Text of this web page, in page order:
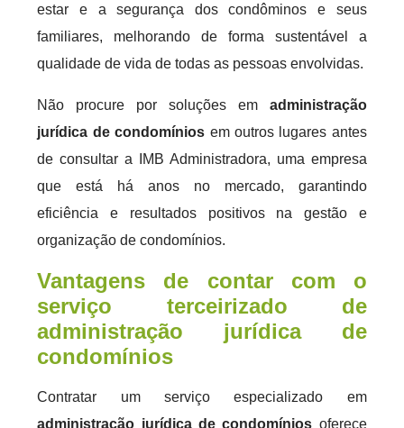
estar e a segurança dos condôminos e seus
familiares, melhorando de forma sustentável a
qualidade de vida de todas as pessoas envolvidas.
Não procure por soluções em administração
jurídica de condomínios em outros lugares antes
de consultar a IMB Administradora, uma empresa
que está há anos no mercado, garantindo
eficiência e resultados positivos na gestão e
organização de condomínios.
Vantagens de contar com o
serviço terceirizado de
administração jurídica de
condomínios
Contratar um serviço especializado em
administração jurídica de condomínios oferece